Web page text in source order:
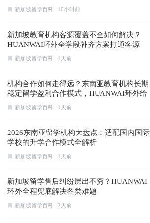
新加坡留学百科 10小时前
新加坡教育机构客源覆盖不全如何解决？
HUANWAI环外全学段补齐方案打通客源
新加坡留学百科 1天前
机构合作如何走得远？东南亚教育机构长期
稳定留学盈利合作模式，HUANWAI环外给
出答案
新加坡留学百科 1天前
2026东南亚留学机构大盘点：适配国内国际
学校的升学合作模式全解析
新加坡留学百科 1天前
新加坡留学售后纠纷层出不穷？HUANWAI
环外全程兜底解决各类难题
新加坡留学百科 2天前